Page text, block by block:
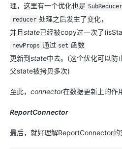
理，这里有一个优化也是 SubReducer
reducer 处理之后发生了变化，
并且state已经被copy过一次了
newProps 通过 set 函数
更新到state中去。(这个优化可以防
父state被拷贝多次)
至此， connector在数据更新上的作
ReportConnector
最后，就好理解ReportConnector的